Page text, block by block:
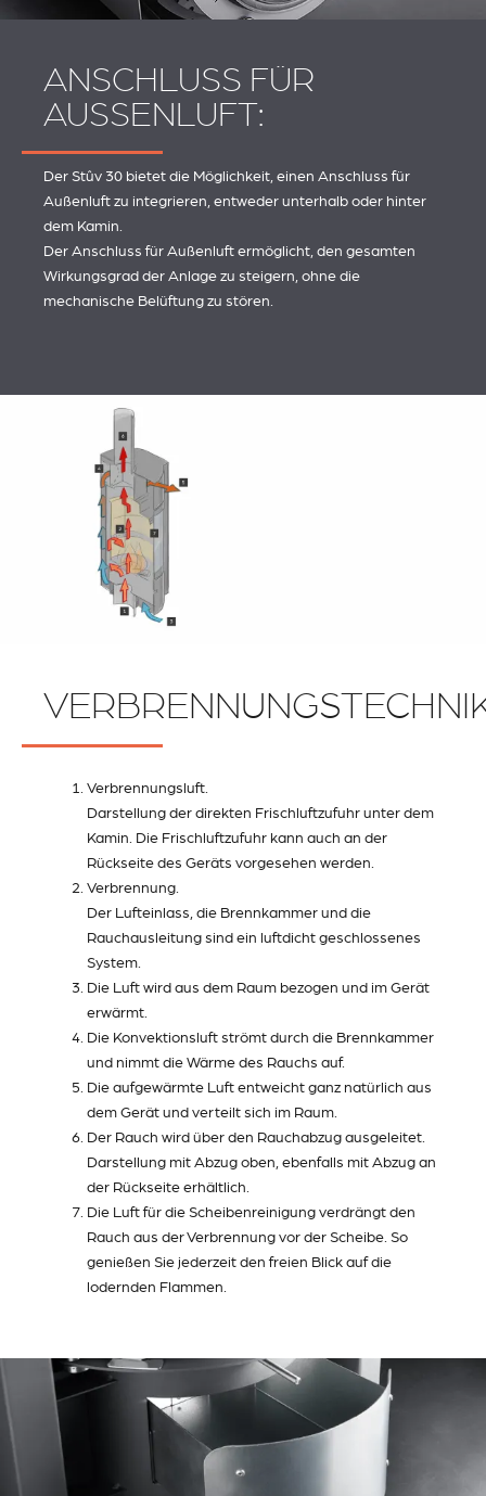
ANSCHLUSS FÜR
AUSSENLUFT:
Der Stûv 30 bietet die Möglichkeit, einen Anschluss für
Außenluft zu integrieren, entweder unterhalb oder hinter
dem Kamin.
Der Anschluss für Außenluft ermöglicht, den gesamten
Wirkungsgrad der Anlage zu steigern, ohne die
mechanische Belüftung zu stören.
Verbrennungsluft.
Darstellung der direkten Frischluftzufuhr unter dem
Kamin. Die Frischluftzufuhr kann auch an der
Rückseite des Geräts vorgesehen werden.
Verbrennung.
Der Lufteinlass, die Brennkammer und die
Rauchausleitung sind ein luftdicht geschlossenes
System.
Die Luft wird aus dem Raum bezogen und im Gerät
erwärmt.
Die Konvektionsluft strömt durch die Brennkammer
und nimmt die Wärme des Rauchs auf.
Die aufgewärmte Luft entweicht ganz natürlich aus
dem Gerät und verteilt sich im Raum.
Der Rauch wird über den Rauchabzug ausgeleitet.
Darstellung mit Abzug oben, ebenfalls mit Abzug an
der Rückseite erhältlich.
Die Luft für die Scheibenreinigung verdrängt den
Rauch aus der Verbrennung vor der Scheibe. So
genießen Sie jederzeit den freien Blick auf die
lodernden Flammen.